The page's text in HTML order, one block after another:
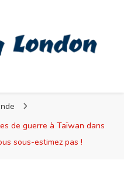
de guerre à Taïwan dans
sous-estimez pas !